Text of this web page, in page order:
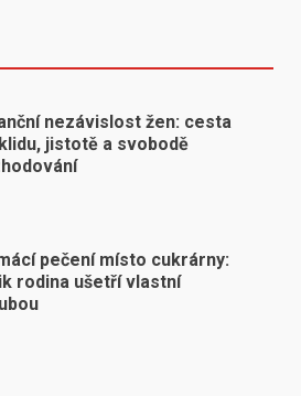
nezávislost žen: cesta
jistotě a svobodě
pečení místo cukrárny:
rodina ušetří vlastní